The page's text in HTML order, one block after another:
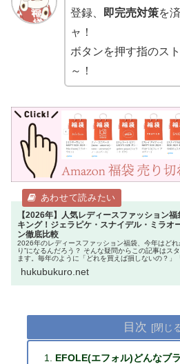
登録、 即完売対策を
ャ！
ボタンを押す指のス
～！
【2026年】人気レディースファッション福
キング！ジェラピケ・スナイデル・ミラオ
ン徹底比較
2026年のレディースファッション福袋、今年はどれ
り”になるんだろう？ そんな疑問からこの記事はスタ
ます。毎年のように「どれを買えば損しないの？」
聞きます。 実際、…
hukubukuro.net
目次
EFOLE(エフォル)どんなブ